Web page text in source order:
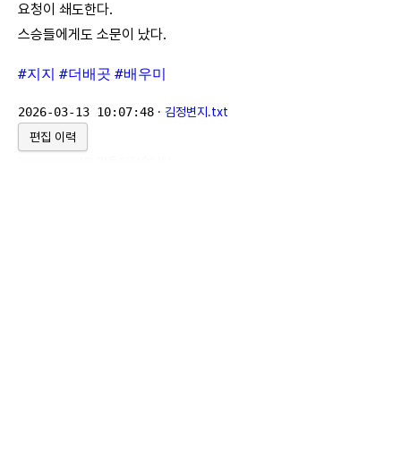
요청이 쇄도한다.
스승들에게도 소문이 났다.
#지지 #더배곳 #배우미
2026-03-13 10:07:48 · 김정변지.txt
편집 이력